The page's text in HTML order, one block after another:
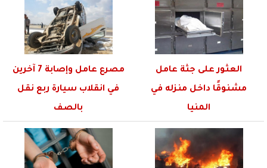
العثور على جثة عامل
مشنوقًا داخل منزله في
المنيا
مصرع عامل وإصابة 7 آخرين
في انقلاب سيارة ربع نقل
بالصف